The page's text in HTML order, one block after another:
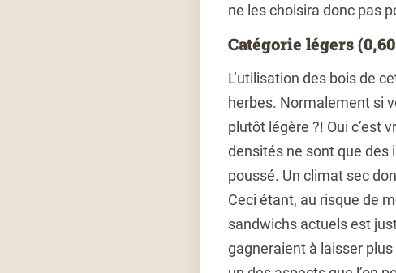
ne les choisira donc pas
Catégorie légers
L’utilisation des bois de
herbes. Normalement si
plutôt légère ?! Oui c’est
densités ne sont que des
poussé. Un climat sec
Ceci étant, au risque de
sandwichs actuels est
gagneraient à laisser